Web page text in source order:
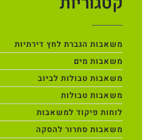
משאבות הגברת לחץ דירתיות
משאבות מים
משאבות טבולות לביוב
משאבות טבולות
לוחות פיקוד למשאבות
משאבות סחרור להסקה